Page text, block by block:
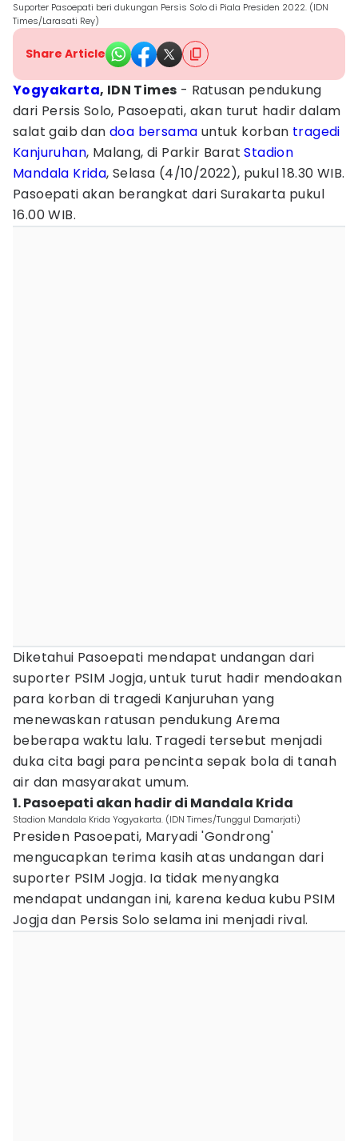
Suporter Pasoepati beri dukungan Persis Solo di Piala Presiden 2022. (IDN
Times/Larasati Rey)
Share Article
Yogyakarta, IDN Times - Ratusan pendukung
dari Persis Solo, Pasoepati, akan turut hadir dalam
salat gaib dandoa bersama untuk korban tragedi
Kanjuruhan, Malang, di Parkir BaratStadion
Mandala Krida, Selasa (4/10/2022), pukul 18.30 WIB.
Pasoepati akan berangkat dari Surakarta pukul
16.00 WIB.
Diketahui Pasoepati mendapat undangan dari
suporter PSIM Jogja, untuk turut hadir mendoakan
para korban di tragedi Kanjuruhan yang
menewaskan ratusan pendukung Arema
beberapa waktu lalu. Tragedi tersebut menjadi
duka cita bagi para pencinta sepak bola di tanah
air dan masyarakat umum.
1. Pasoepati akan hadir di Mandala Krida
Stadion Mandala Krida Yogyakarta. (IDN Times/Tunggul Damarjati)
Presiden Pasoepati, Maryadi 'Gondrong'
mengucapkan terima kasih atas undangan dari
suporter PSIM Jogja. Ia tidak menyangka
mendapat undangan ini, karena kedua kubu PSIM
Jogja dan Persis Solo selama ini menjadi rival.